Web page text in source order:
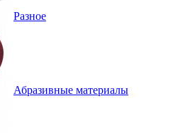
Разное
Абразивные материалы